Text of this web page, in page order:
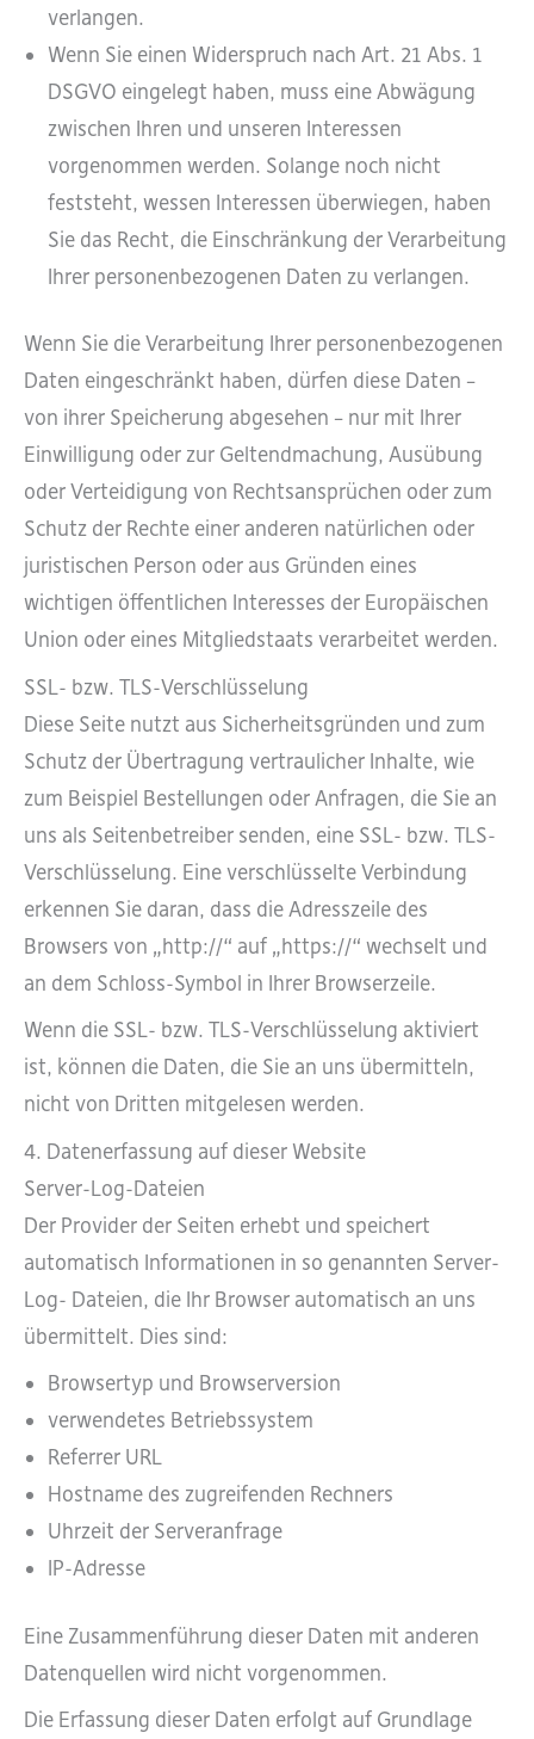
verlangen.
Wenn Sie einen Widerspruch nach Art. 21 Abs. 1
DSGVO eingelegt haben, muss eine Abwägung
zwischen Ihren und unseren Interessen
vorgenommen werden. Solange noch nicht
feststeht, wessen Interessen überwiegen, haben
Sie das Recht, die Einschränkung der Verarbeitung
Ihrer personenbezogenen Daten zu verlangen.
Wenn Sie die Verarbeitung Ihrer personenbezogenen
Daten eingeschränkt haben, dürfen diese Daten –
von ihrer Speicherung abgesehen – nur mit Ihrer
Einwilligung oder zur Geltendmachung, Ausübung
oder Verteidigung von Rechtsansprüchen oder zum
Schutz der Rechte einer anderen natürlichen oder
juristischen Person oder aus Gründen eines
wichtigen öffentlichen Interesses der Europäischen
Union oder eines Mitgliedstaats verarbeitet werden.
SSL- bzw. TLS-Verschlüsselung
Diese Seite nutzt aus Sicherheitsgründen und zum
Schutz der Übertragung vertraulicher Inhalte, wie
zum Beispiel Bestellungen oder Anfragen, die Sie an
uns als Seitenbetreiber senden, eine SSL- bzw. TLS-
Verschlüsselung. Eine verschlüsselte Verbindung
erkennen Sie daran, dass die Adresszeile des
Browsers von „http://“ auf „https://“ wechselt und
an dem Schloss-Symbol in Ihrer Browserzeile.
Wenn die SSL- bzw. TLS-Verschlüsselung aktiviert
ist, können die Daten, die Sie an uns übermitteln,
nicht von Dritten mitgelesen werden.
4. Datenerfassung auf dieser Website
Server-Log-Dateien
Der Provider der Seiten erhebt und speichert
automatisch Informationen in so genannten Server-
Log- Dateien, die Ihr Browser automatisch an uns
übermittelt. Dies sind:
Browsertyp und Browserversion
verwendetes Betriebssystem
Referrer URL
Hostname des zugreifenden Rechners
Uhrzeit der Serveranfrage
IP-Adresse
Eine Zusammenführung dieser Daten mit anderen
Datenquellen wird nicht vorgenommen.
Die Erfassung dieser Daten erfolgt auf Grundlage